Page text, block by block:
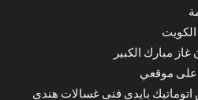
مبارك الكبير
على موقعي
بايدي فني غسالات هندي